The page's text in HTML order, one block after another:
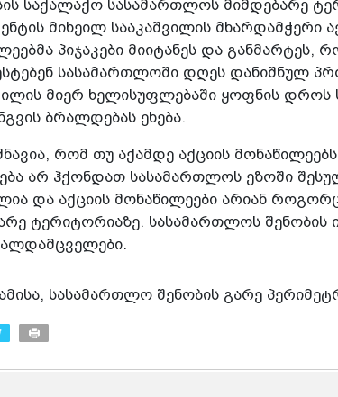
საქალაქო სასამართლოს მიმდებარე
მიხეილ სააკაშვილის მხარდამჭერი
პიჯაკები მიიტანეს და განმარტეს,
სასამართლოში დღეს დანიშნულ
მიერ ხელისუფლებაში ყოფნის დროს
ბრალდებას ეხება.
რომ თუ აქამდე აქციის
არ ჰქონდათ სასამართლოს ეზოში
და აქციის მონაწილეები არიან
ტერიტორიაზე. სასამართლოს
სასამართლო შენობის გარე